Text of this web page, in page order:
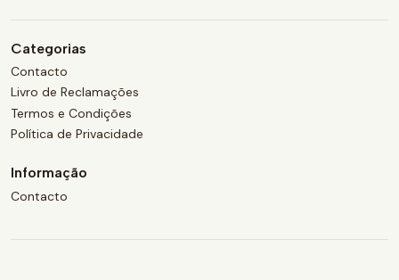
Categorias
Contacto
Livro de Reclamações
Termos e Condições
Política de Privacidade
Informação
Contacto